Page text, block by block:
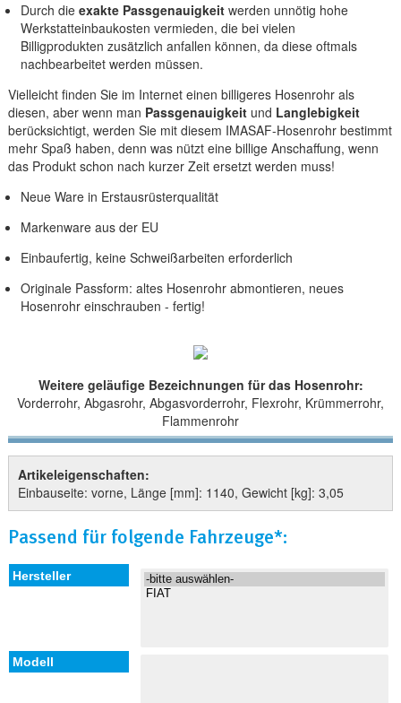
Durch dieexakte Passgenauigkeitwerden unnötig hohe
Werkstatteinbaukosten vermieden, die bei vielen
Billigprodukten zusätzlich anfallen können, da diese oftmals
nachbearbeitet werden müssen.
Vielleicht finden Sie im Internet einen billigeres Hosenrohr als
diesen, aber wenn man Passgenauigkeit und Langlebigkeit
berücksichtigt, werden Sie mit diesem IMASAF-Hosenrohr bestimmt
mehr Spaß haben, denn was nützt eine billige Anschaffung, wenn
das Produkt schon nach kurzer Zeit ersetzt werden muss!
Neue Ware in Erstausrüsterqualität
Markenware aus der EU
Einbaufertig, keine Schweißarbeiten erforderlich
Originale Passform: altes Hosenrohr abmontieren, neues
Hosenrohr einschrauben - fertig!
Weitere geläufige Bezeichnungen für das Hosenrohr:
Vorderrohr, Abgasrohr, Abgasvorderrohr, Flexrohr, Krümmerrohr,
Flammenrohr
Artikeleigenschaften:
Einbauseite: vorne, Länge [mm]: 1140, Gewicht [kg]: 3,05
Passend für folgende Fahrzeuge*: